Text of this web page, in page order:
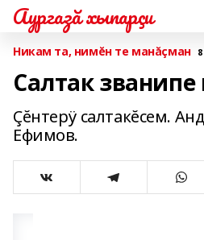
Аургазă хыпарçи
Никам та, нимĕн те манăçман
Салтак
Çĕнтерÿ салтакĕсем.
Ефимов.